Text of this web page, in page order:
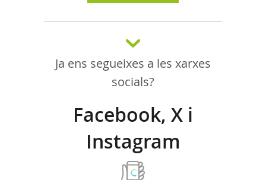
Ja ens segueixes a les xarxes
socials?
Facebook, X i
Instagram